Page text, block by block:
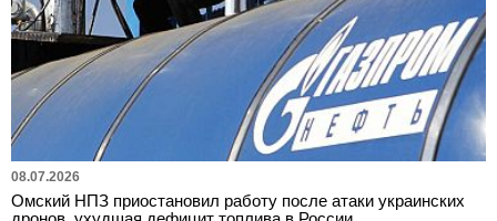
08.07.2026
Омский НПЗ приостановил работу после атаки украинских